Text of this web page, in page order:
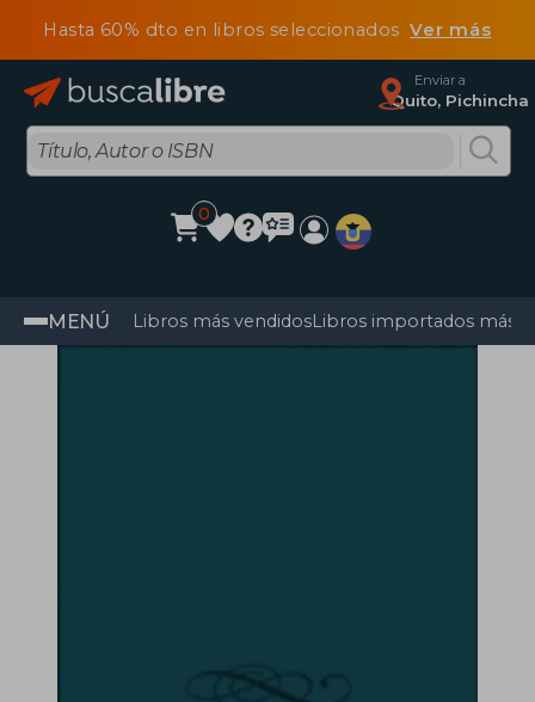
Hasta 60% dto en libros seleccionadosVer más
Enviar a
Quito, Pichincha
0
MENÚ Libros más vendidosLibros importados más